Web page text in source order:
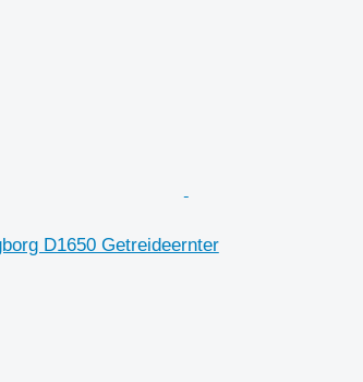
D1650 Getreideernter